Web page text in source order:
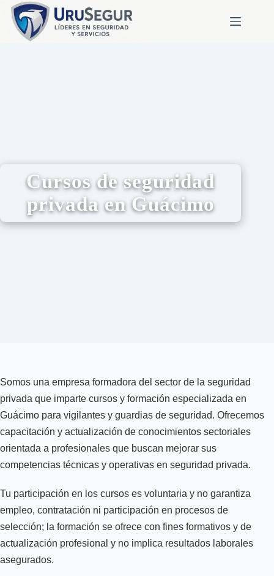
Cursos de seguridad
privada en Guácimo
Somos una empresa formadora del sector de la seguridad
privada que imparte cursos y formación especializada en
Guácimo para vigilantes y guardias de seguridad. Ofrecemos
capacitación y actualización de conocimientos sectoriales
orientada a profesionales que buscan mejorar sus
competencias técnicas y operativas en seguridad privada.
Tu participación en los cursos es voluntaria y no garantiza
empleo, contratación ni participación en procesos de
selección; la formación se ofrece con fines formativos y de
actualización profesional y no implica resultados laborales
asegurados.